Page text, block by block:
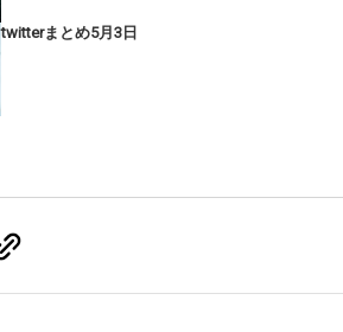
twitterまとめ5月3日